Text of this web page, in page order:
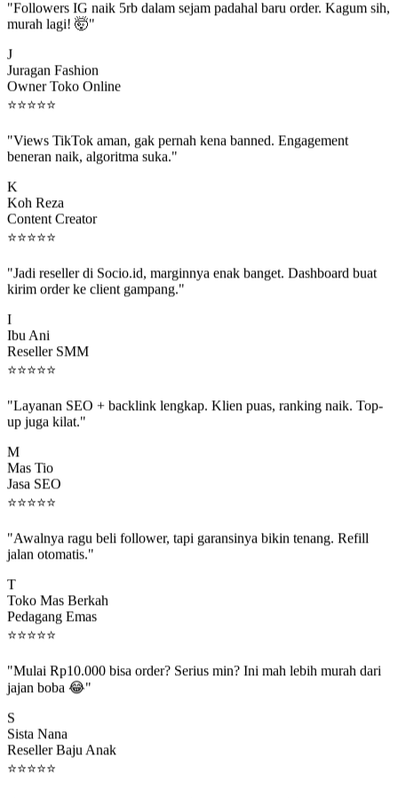
murah lagi! 🤯"
Juragan Fashion
Owner Toko Online
⭐⭐⭐⭐⭐
beneran naik, algoritma suka."
Koh Reza
Content Creator
⭐⭐⭐⭐⭐
kirim order ke client gampang."
Ibu Ani
Reseller SMM
⭐⭐⭐⭐⭐
up juga kilat."
Mas Tio
Jasa SEO
⭐⭐⭐⭐⭐
jalan otomatis."
Toko Mas Berkah
Pedagang Emas
⭐⭐⭐⭐⭐
jajan boba 😂"
Sista Nana
Reseller Baju Anak
⭐⭐⭐⭐⭐